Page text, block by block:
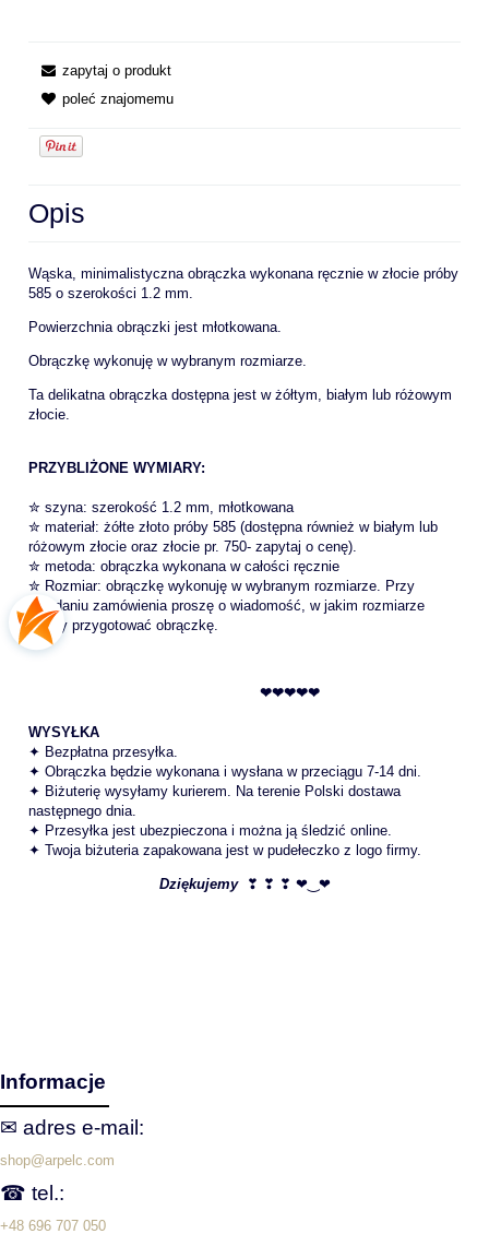
zapytaj o produkt
poleć znajomemu
Opis
Wąska, minimalistyczna obrączka wykonana ręcznie w złocie próby
585 o szerokości 1.2 mm.
Powierzchnia obrączki jest młotkowana.
Obrączkę wykonuję w wybranym rozmiarze.
Ta delikatna obrączka dostępna jest w żółtym, białym lub różowym
złocie.
PRZYBLIŻONE WYMIARY:
✮ szyna: szerokość 1.2 mm, młotkowana
✮ materiał: żółte złoto próby 585 (dostępna również w białym lub
różowym złocie oraz złocie pr. 750- zapytaj o cenę).
✮ metoda: obrączka wykonana w całości ręcznie
✮ Rozmiar: obrączkę wykonuję w wybranym rozmiarze. Przy
składaniu zamówienia proszę o wiadomość, w jakim rozmiarze
mamy przygotować obrączkę.
❤❤❤❤❤
WYSYŁKA
✦ Bezpłatna przesyłka.
✦ Obrączka będzie wykonana i wysłana w przeciągu 7-14 dni.
✦ Biżuterię wysyłamy kurierem. Na terenie Polski dostawa
następnego dnia.
✦ Przesyłka jest ubezpieczona i można ją śledzić online.
✦ Twoja biżuteria zapakowana jest w pudełeczko z logo firmy.
Dziękujemy ❣ ❣ ❣ ❤‿❤
Informacje
✉ adres e‑mail:
shop@arpelc.com
☎ tel.:
+48 696 707 050